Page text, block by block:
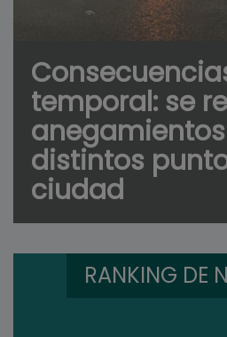
temporal: se
distintos
ciudad
RANKING DE